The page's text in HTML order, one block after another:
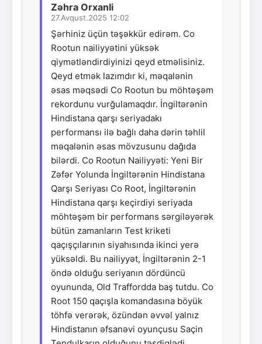
Zəhra Orxanli
27.Avqust.2025 12:02
Şərhiniz üçün təşəkkür edirəm. Co
Rootun nailiyyətini yüksək
qiymətləndirdiyinizi qeyd etməlisiniz.
Qeyd etmək lazımdır ki, məqalənin
əsas məqsədi Co Rootun bu möhtəşəm
rekordunu vurğulamaqdır. İngiltərənin
Hindistana qarşı seriyadakı
performansı ilə bağlı daha dərin təhlil
məqalənin əsas mövzusunu dağıda
bilərdi. Co Rootun Nailiyyəti: Yeni Bir
Zəfər Yolunda İngiltərənin Hindistana
Qarşı Seriyası Co Root, İngiltərənin
Hindistana qarşı keçirdiyi seriyada
möhtəşəm bir performans sərgiləyərək
bütün zamanların Test kriketi
qaçışçılarının siyahısında ikinci yerə
yüksəldi. Bu nailiyyət, İngiltərənin 2-1
öndə olduğu seriyanın dördüncü
oyununda, Old Traffordda baş tutdu. Co
Root 150 qaçışla komandasına böyük
töhfə verərək, özündən əvvəl yalnız
Hindistanın əfsanəvi oyunçusu Saçin